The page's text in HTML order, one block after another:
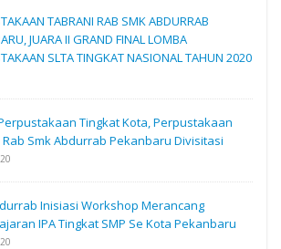
TABRANI RAB SMK ABDURRAB
JUARA II GRAND FINAL LOMBA
SLTA TINGKAT NASIONAL TAHUN 2020
Tingkat Kota, Perpustakaan
Smk Abdurrab Pekanbaru Divisitasi
Inisiasi Workshop Merancang
IPA Tingkat SMP Se Kota Pekanbaru